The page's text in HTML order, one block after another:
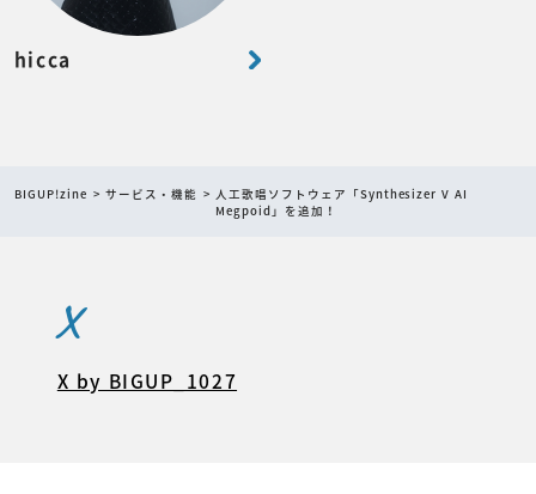
hicca
BIGUP!zine サービス・機能
人工歌唱ソフトウェア「Synthesizer V AI
Megpoid」を追加！
X
X by BIGUP_1027